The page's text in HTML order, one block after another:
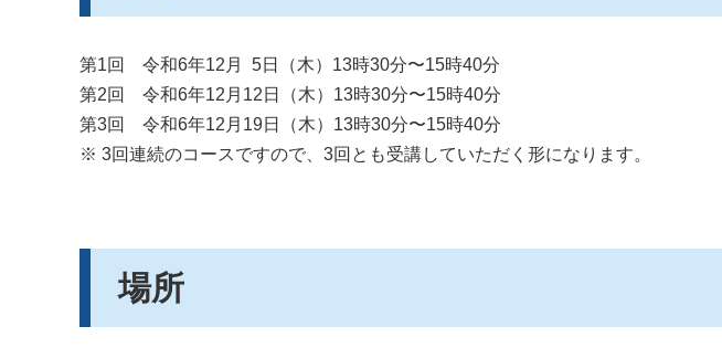
第1回 令和6年12月 5日（木）13時30分〜15時40分
第2回 令和6年12月12日（木）13時30分〜15時40分
第3回 令和6年12月19日（木）13時30分〜15時40分
※ 3回連続のコースですので、3回とも受講していただく形になります。
場所